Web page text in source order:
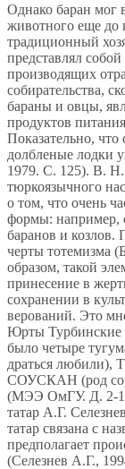
Однако баран мог
животного еще до
традиционный
представлял
производящих
собирательства,
бараны и овцы,
продуктов
Показательно,
долбленые лодки
1979. С. 125). В.
тюркоязычного
о том, что очень
формы: например,
баранов и
черты тотемизма
образом, такой
принесение в
сохранении в
верований. Это
Юрты Турбинские
было четыре
драться
СОУСКАН (род
(МЭЭ ОмГУ. Д. 2-
татар А.Г.
татар связана с
предполагает
(Селезнев А.Г.,